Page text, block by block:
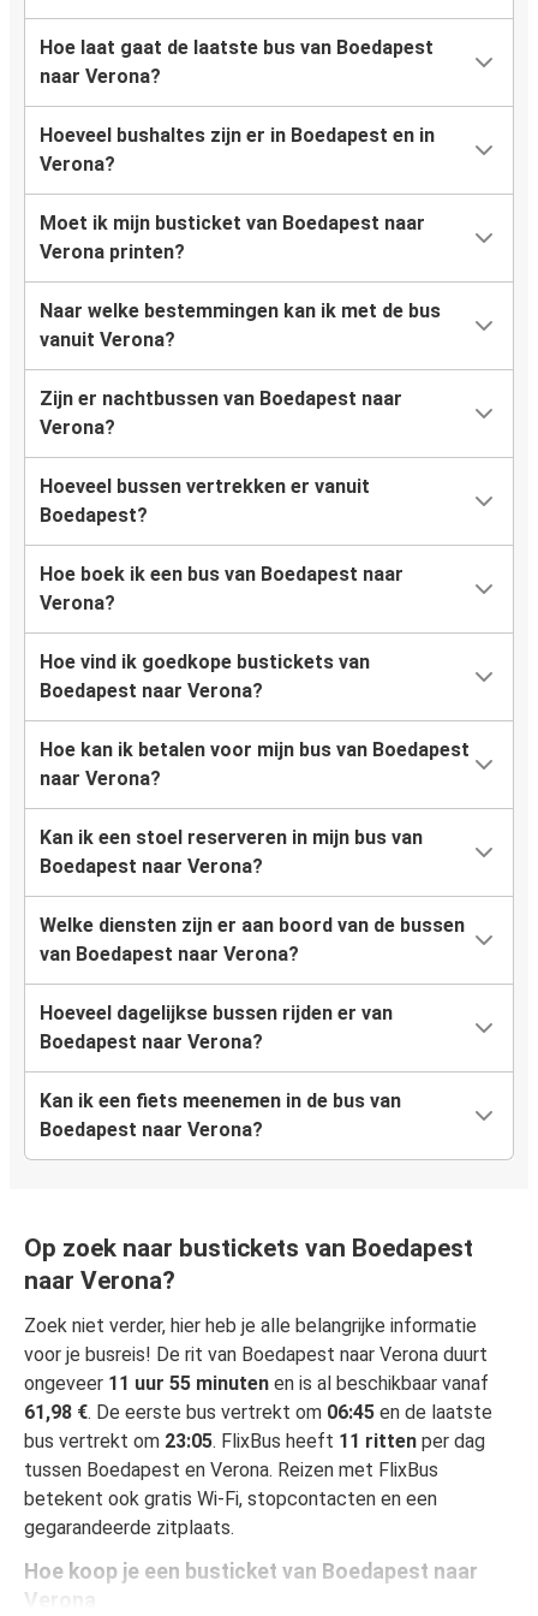
Hoe laat gaat de laatste bus van Boedapest
naar Verona?
Hoeveel bushaltes zijn er in Boedapest en in
Verona?
Moet ik mijn busticket van Boedapest naar
Verona printen?
Naar welke bestemmingen kan ik met de bus
vanuit Verona?
Zijn er nachtbussen van Boedapest naar
Verona?
Hoeveel bussen vertrekken er vanuit
Boedapest?
Hoe boek ik een bus van Boedapest naar
Verona?
Hoe vind ik goedkope bustickets van
Boedapest naar Verona?
Hoe kan ik betalen voor mijn bus van Boedapest
naar Verona?
Kan ik een stoel reserveren in mijn bus van
Boedapest naar Verona?
Welke diensten zijn er aan boord van de bussen
van Boedapest naar Verona?
Hoeveel dagelijkse bussen rijden er van
Boedapest naar Verona?
Kan ik een fiets meenemen in de bus van
Boedapest naar Verona?
Op zoek naar bustickets van Boedapest
naar Verona?
Zoek niet verder, hier heb je alle belangrijke informatie
voor je busreis! De rit van Boedapest naar Verona duurt
ongeveer 11 uur 55 minuten en is al beschikbaar vanaf
61,98 €. De eerste bus vertrekt om 06:45 en de laatste
bus vertrekt om 23:05. FlixBus heeft 11 ritten per dag
tussen Boedapest en Verona. Reizen met FlixBus
betekent ook gratis Wi-Fi, stopcontacten en een
gegarandeerde zitplaats.
Hoe koop je een busticket van Boedapest naar
Verona